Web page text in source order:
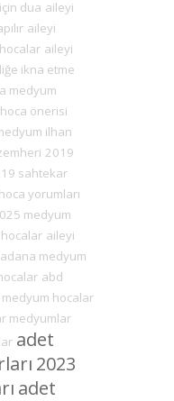
dua aileyi
aileyi
aileyi
ikna etme
medyum
önerisi
ilhan
2019
sahtekar
yorumları
medyum
aileyi
adana medyum
abd
medyum hocalar
medyumlar
adet
2023
adet